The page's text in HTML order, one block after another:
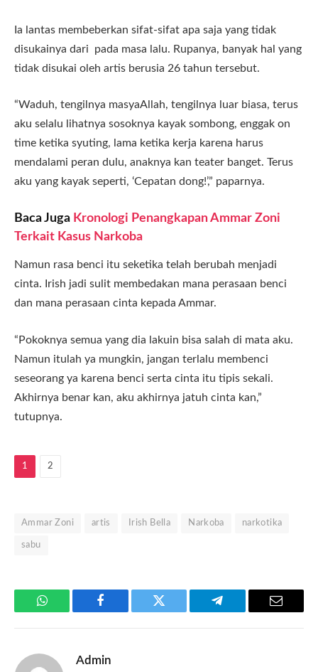
Ia lantas membeberkan sifat-sifat apa saja yang tidak
disukainya dari pada masa lalu. Rupanya, banyak hal yang
tidak disukai oleh artis berusia 26 tahun tersebut.
“Waduh, tengilnya masyaAllah, tengilnya luar biasa, terus
aku selalu lihatnya sosoknya kayak sombong, enggak on
time ketika syuting, lama ketika kerja karena harus
mendalami peran dulu, anaknya kan teater banget. Terus
aku yang kayak seperti, ‘Cepatan dong!’,” paparnya.
Baca Juga Kronologi Penangkapan Ammar Zoni
Terkait Kasus Narkoba
Namun rasa benci itu seketika telah berubah menjadi
cinta. Irish jadi sulit membedakan mana perasaan benci
dan mana perasaan cinta kepada Ammar.
“Pokoknya semua yang dia lakuin bisa salah di mata aku.
Namun itulah ya mungkin, jangan terlalu membenci
seseorang ya karena benci serta cinta itu tipis sekali.
Akhirnya benar kan, aku akhirnya jatuh cinta kan,”
tutupnya.
1 2
Ammar Zoni artis Irish Bella Narkoba narkotika
sabu
WhatsApp Facebook Twitter Telegram Email
Admin